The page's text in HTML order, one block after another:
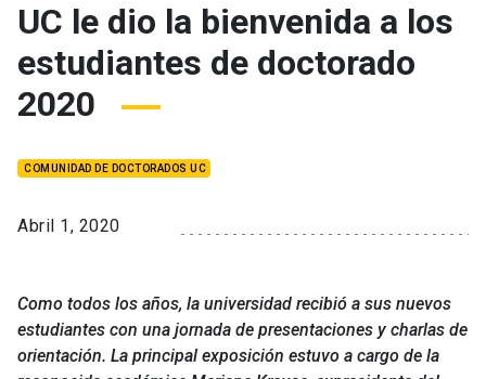
UC le dio la bienvenida a los
estudiantes de doctorado
2020
COMUNIDAD DE DOCTORADOS UC
Abril 1, 2020
Como todos los años, la universidad recibió a sus nuevos
estudiantes con una jornada de presentaciones y charlas de
orientación. La principal exposición estuvo a cargo de la